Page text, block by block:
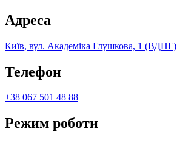
Адреса
Київ, вул. Академіка Глушкова, 1 (ВДНГ)
Телефон
+38 067 501 48 88
Режим роботи